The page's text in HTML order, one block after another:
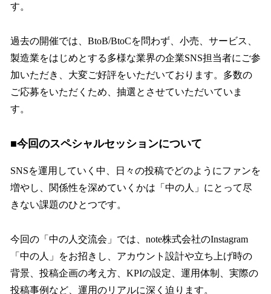
す。
過去の開催では、BtoB/BtoCを問わず、小売、サービス、
製造業をはじめとする多様な業界の企業SNS担当者にご参
加いただき、大変ご好評をいただいております。多数の
ご応募をいただくため、抽選とさせていただいていま
す。
■今回のスペシャルセッションについて
SNSを運用していく中、日々の投稿でどのようにファンを
増やし、関係性を深めていくかは「中の人」にとって尽
きない課題のひとつです。
今回の「中の人交流会」では、note株式会社のInstagram
「中の人」をお招きし、アカウント設計や立ち上げ時の
背景、投稿企画の考え方、KPIの設定、運用体制、実際の
投稿事例など、運用のリアルに深く迫ります。